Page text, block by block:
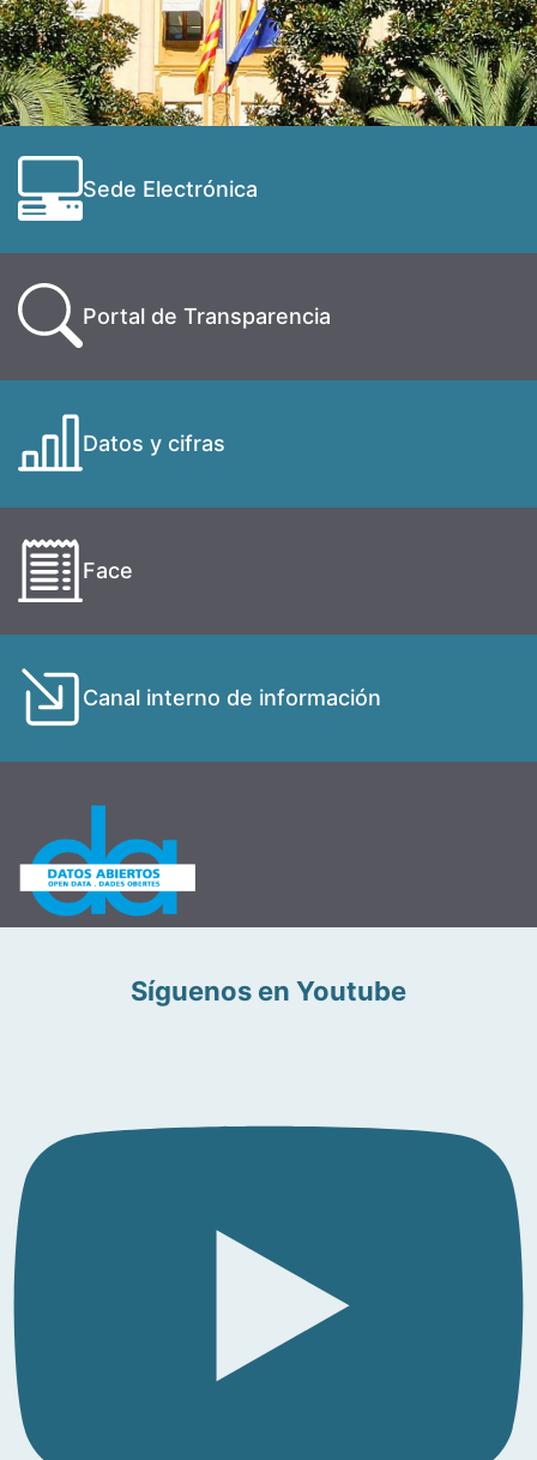
Sede Electrónica
Portal de Transparencia
Datos y cifras
Face
Canal interno de información
Síguenos en Youtube